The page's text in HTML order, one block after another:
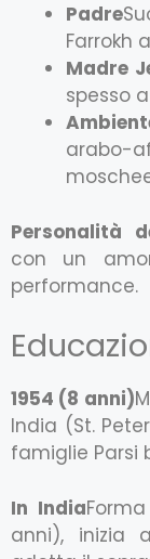
Padre
Farrokh
Madre
spesso
arabo-
Personalità
con un
performance.
1954 (8 anni)
India (St.
famiglie Parsi
In India
anni), inizia